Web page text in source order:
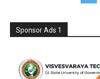
Sponsor Ads 1